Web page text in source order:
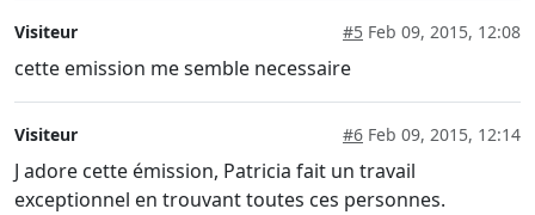
Visiteur #5 Feb 09, 2015, 12:08
cette emission me semble necessaire
Visiteur #6 Feb 09, 2015, 12:14
J adore cette émission, Patricia fait un travail
exceptionnel en trouvant toutes ces personnes.